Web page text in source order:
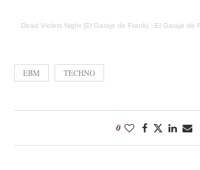
Dead Violets Night (El Garaje de Frank) · El Garaje de
EBM TECHNO
0